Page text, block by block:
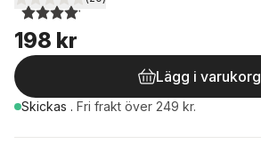
4,1utav 5 stjärnor. Totalt antal röster:
198 kr
Lägg i varukorg
Skickas . Fri frakt över 249 kr.